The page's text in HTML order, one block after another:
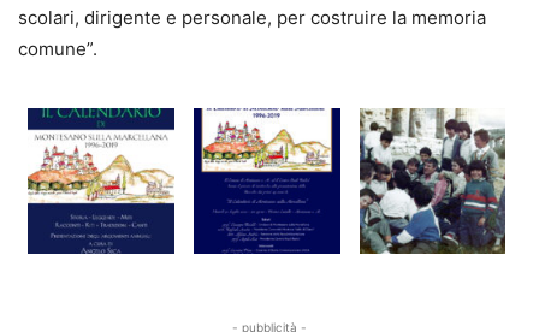
scolari, dirigente e personale, per costruire la memoria
comune”.
- pubblicità -